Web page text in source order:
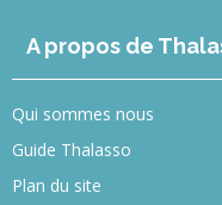
A propos de
Qui sommes nous
Guide Thalasso
Plan du site